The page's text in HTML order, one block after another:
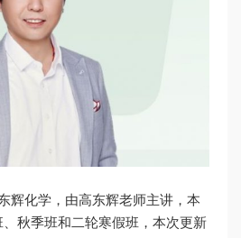
辉化学，由高东辉老师主讲，本
秋季班和二轮寒假班，本次更新